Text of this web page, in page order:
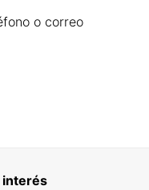
o correo
interés